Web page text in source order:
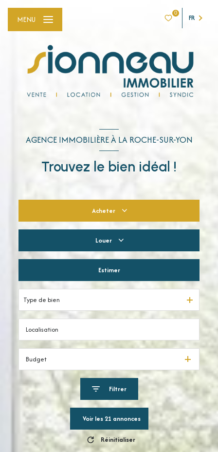
0
FR
MENU
AGENCE IMMOBILIÈRE À LA ROCHE-SUR-YON
Trouvez le bien idéal !
Acheter
Louer
Estimer
Type de bien
Budget
Filtrer
Voir les 21 annonces
Réinitialiser